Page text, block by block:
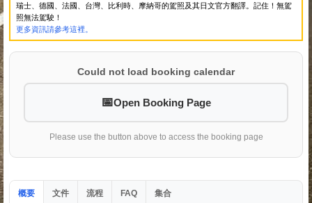
瑞士、德國、法國、台灣、比利時、摩納哥的駕照及其日文官方翻譯。記住！無駕
照無法駕駛！
更多資訊請參考這裡。
Could not load booking calendar
Open Booking Page
Please use the button above to access the booking page
概要 文件 流程 FAQ 集合